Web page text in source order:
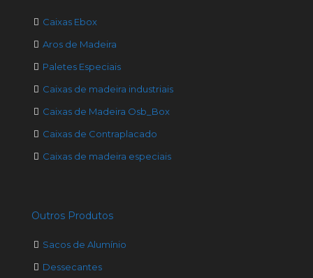
Caixas Ebox
Aros de Madeira
Paletes Especiais
Caixas de madeira industriais
Caixas de Madeira Osb_Box
Caixas de Contraplacado
Caixas de madeira especiais
Outros Produtos
Sacos de Alumínio
Dessecantes